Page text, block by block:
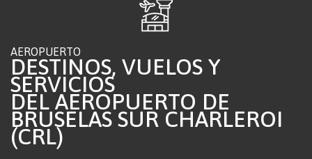
AEROPUERTO
DESTINOS, VUELOS Y
SERVICIOS
DEL AEROPUERTO DE
BRUSELAS SUR CHARLEROI
(CRL)